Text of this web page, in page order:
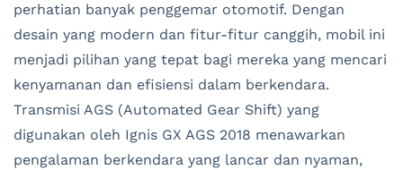
perhatian banyak penggemar otomotif. Dengan
desain yang modern dan fitur-fitur canggih, mobil ini
menjadi pilihan yang tepat bagi mereka yang mencari
kenyamanan dan efisiensi dalam berkendara.
Transmisi AGS (Automated Gear Shift) yang
digunakan oleh Ignis GX AGS 2018 menawarkan
pengalaman berkendara yang lancar dan nyaman,